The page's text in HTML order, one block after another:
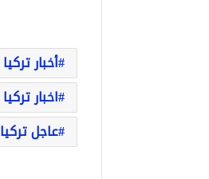
أخبار تركيا
اخبار تركيا
عاجل تركيا